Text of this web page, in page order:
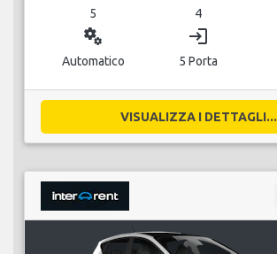
5 4
miscellaneous_services
Automatico
login
5 Porta
VISUALIZZA I DETTAGLI...